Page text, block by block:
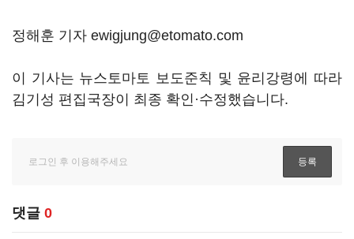
정해훈 기자 ewigjung@etomato.com
이 기사는 뉴스토마토 보도준칙 및 윤리강령에 따라
김기성 편집국장이 최종 확인·수정했습니다.
댓글 0